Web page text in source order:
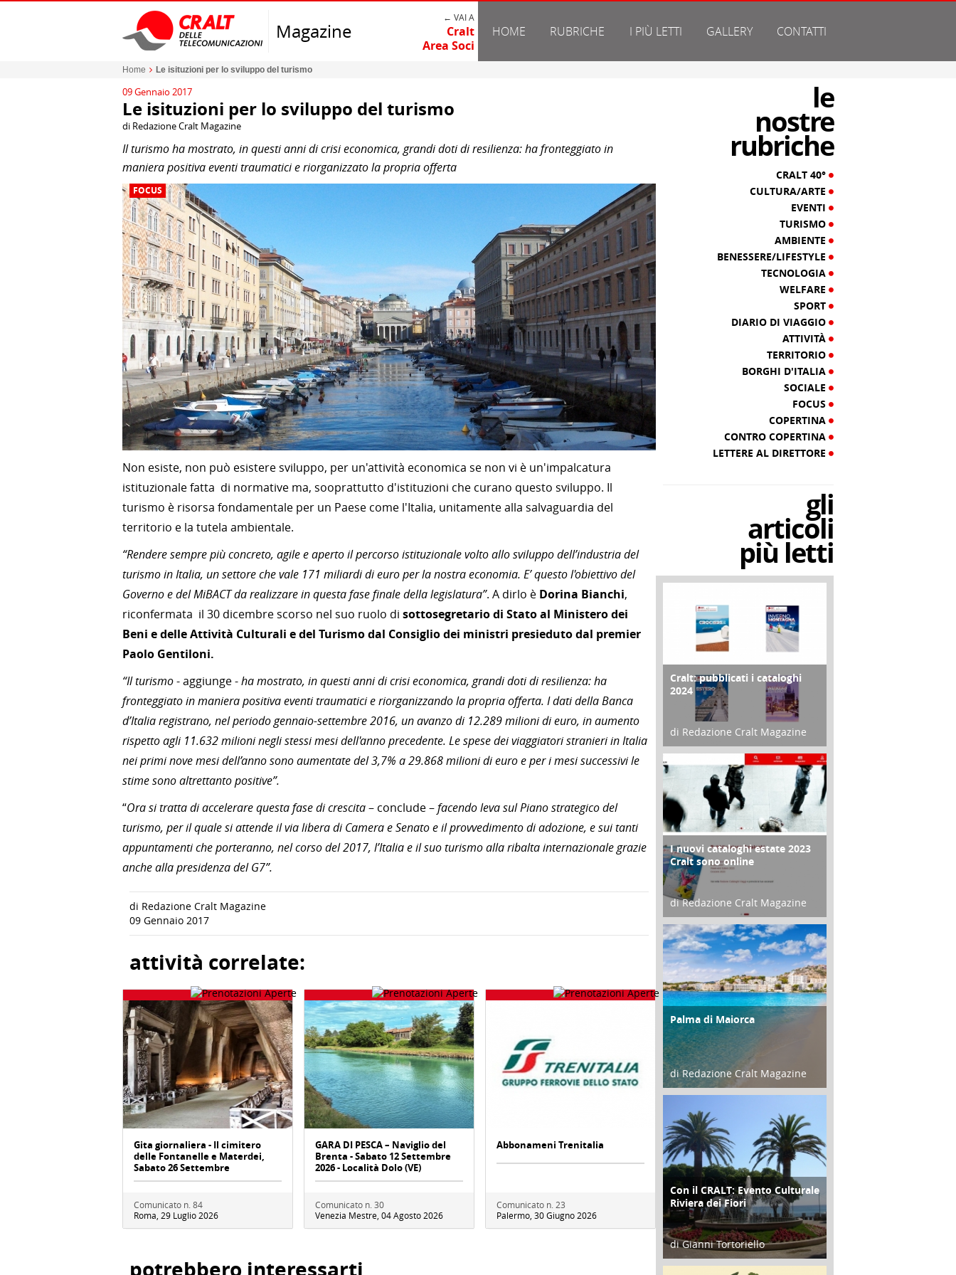
Magazine
← VAI A
Cralt
Area Soci
HOME RUBRICHE I PIÙ LETTI GALLERY CONTATTI
Home Le isituzioni per lo sviluppo del turismo
09 Gennaio 2017
Le isituzioni per lo sviluppo del turismo
di Redazione Cralt Magazine
Il turismo ha mostrato, in questi anni di crisi economica, grandi doti di resilienza: ha fronteggiato in
maniera positiva eventi traumatici e riorganizzato la propria offerta
FOCUS
Non esiste, non può esistere sviluppo, per un'attività economica se non vi è un'impalcatura
istituzionale fatta di normative ma, sooprattutto d'istituzioni che curano questo sviluppo. Il
turismo è risorsa fondamentale per un Paese come l'Italia, unitamente alla salvaguardia del
territorio e la tutela ambientale.
“Rendere sempre più concreto, agile e aperto il percorso istituzionale volto allo sviluppo dell’industria del
turismo in Italia, un settore che vale 171 miliardi di euro per la nostra economia. E’ questo l'obiettivo del
Governo e del MiBACT da realizzare in questa fase finale della legislatura”. A dirlo è Dorina Bianchi,
riconfermata il 30 dicembre scorso nel suo ruolo di sottosegretario di Stato al Ministero dei
Beni e delle Attività Culturali e del Turismo dal Consiglio dei ministri presieduto dal premier
Paolo Gentiloni.
“Il turismo- aggiunge -ha mostrato, in questi anni di crisi economica, grandi doti di resilienza: ha
fronteggiato in maniera positiva eventi traumatici e riorganizzando la propria offerta. I dati della Banca
d’Italia registrano, nel periodo gennaio-settembre 2016, un avanzo di 12.289 milioni di euro, in aumento
rispetto agli 11.632 milioni negli stessi mesi dell'anno precedente. Le spese dei viaggiatori stranieri in Italia
nei primi nove mesi dell’anno sono aumentate del 3,7% a 29.868 milioni di euro e per i mesi successivi le
stime sono altrettanto positive”.
“Ora si tratta di accelerare questa fase di crescita– conclude –facendo leva sul Piano strategico del
turismo, per il quale si attende il via libera di Camera e Senato e il provvedimento di adozione, e sui tanti
appuntamenti che porteranno, nel corso del 2017, l’Italia e il suo turismo alla ribalta internazionale grazie
anche alla presidenza del G7”.
di Redazione Cralt Magazine
09 Gennaio 2017
attività correlate:
Gita giornaliera - Il cimitero
delle Fontanelle e Materdei,
Sabato 26 Settembre
Comunicato n. 84
Roma, 29 Luglio 2026
GARA DI PESCA – Naviglio del
Brenta - Sabato 12 Settembre
2026 - Località Dolo (VE)
Comunicato n. 30
Venezia Mestre, 04 Agosto 2026
Abbonameni Trenitalia
Comunicato n. 23
Palermo, 30 Giugno 2026
le
nostre
rubriche
CRALT 40°
CULTURA/ARTE
EVENTI
TURISMO
AMBIENTE
BENESSERE/LIFESTYLE
TECNOLOGIA
WELFARE
SPORT
DIARIO DI VIAGGIO
ATTIVITÀ
TERRITORIO
BORGHI D'ITALIA
SOCIALE
FOCUS
COPERTINA
CONTRO COPERTINA
LETTERE AL DIRETTORE
gli
articoli
più letti
COPERTINA
Cralt: pubblicati i cataloghi
2024
di Redazione Cralt Magazine
21 Novembre 2023
CONTRO COPERTINA
I nuovi cataloghi estate 2023
Cralt sono online
di Redazione Cralt Magazine
07 Marzo 2023
ATTIVITÀ
Palma di Maiorca
di Redazione Cralt Magazine
25 Giugno 2016
ATTIVITÀ
Con il CRALT: Evento Culturale
Riviera dei Fiori
di Gianni Tortoriello
16 Febbraio 2018